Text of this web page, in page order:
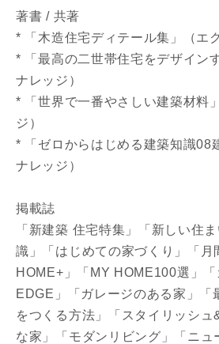
著書 / 共著
* 「木造住宅ディテール集」（エ
* 「最高の二世帯住宅をデザイン
ナレッジ）
* 「世界で一番やさしい建築材料
ジ）
* 「ゼロからはじめる建築知識08
ナレッジ）
掲載誌
「新建築 住宅特集」「新しい住
識」「はじめての家づくり」「月
HOME+」「MY HOME100選」
EDGE」「ガレージのある家」「
をつくる方法」「スタイリッシ
な家」「モダンリビング」「ニュ
損害について、債務不履行責任、不法
律上の請求原因の如何を問わず賠償の
します。
当社は、お客様が本サービスを利用す
の間で生じた紛争等について一切責任
す。
キャンセル